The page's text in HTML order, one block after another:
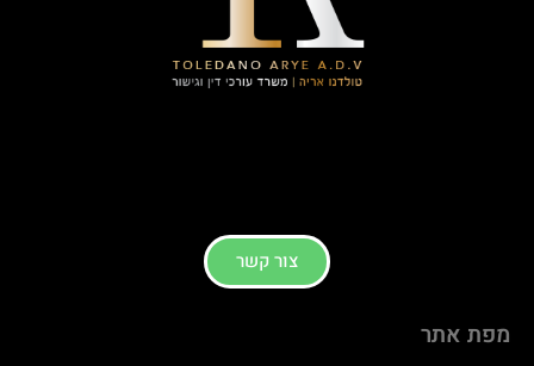
צור קשר
מפת אתר